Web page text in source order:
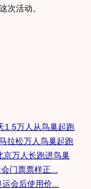
次活动。
1.5万人从鸟巢起跑
拉松万人鸟巢起跑
京万人长跑进鸟巢
门票票样正...
会后使用价...